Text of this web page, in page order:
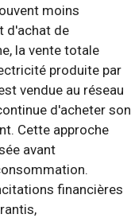
moins
d'achat de
la vente totale
produite par
vendue au réseau
d'acheter son
Cette approche
avant
financières